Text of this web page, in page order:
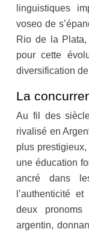
linguistiques
voseo de
Rio de la
pour cette
diversification
La
Au fil des
rivalisé en
plus
une éducation
ancré dans
l’authenticité
deux
argentin,